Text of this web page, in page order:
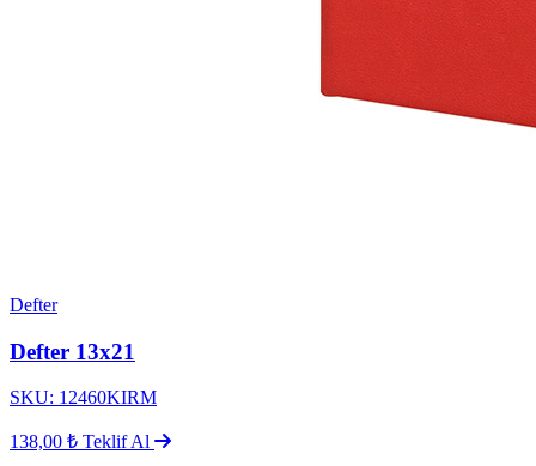
Defter
Defter 13x21
SKU: 12460KIRM
138,00 ₺ Teklif Al